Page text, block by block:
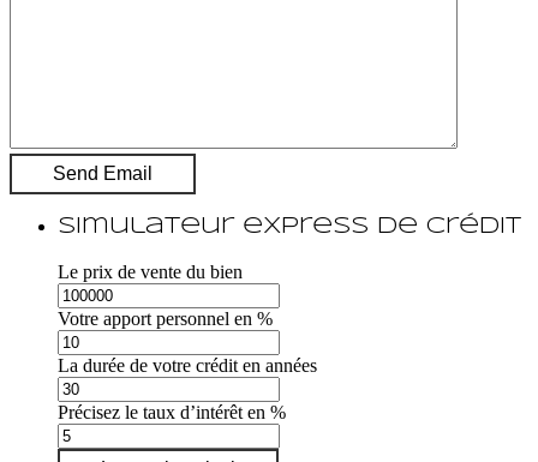
Simulateur express de crédit
Le prix de vente du bien
Votre apport personnel en %
La durée de votre crédit en années
Précisez le taux d’intérêt en %